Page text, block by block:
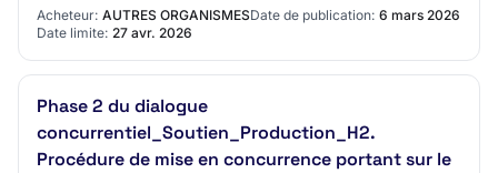
Acheteur: AUTRES ORGANISMESDate de publication: 6 mars 2026
Date limite: 27 avr. 2026
Phase 2 du dialogue
concurrentiel_Soutien_Production_H2.
Procédure de mise en concurrence portant sur le